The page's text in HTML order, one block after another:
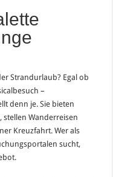
Strandurlaub? Egal ob
–
denn je. Sie bieten
Wanderreisen
Kreuzfahrt. Wer als
sucht,